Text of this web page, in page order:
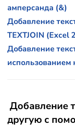
амперсанда (&)
Добавление
TEXTJOIN (Excel
Добавление
использованием
Добавление
другую с